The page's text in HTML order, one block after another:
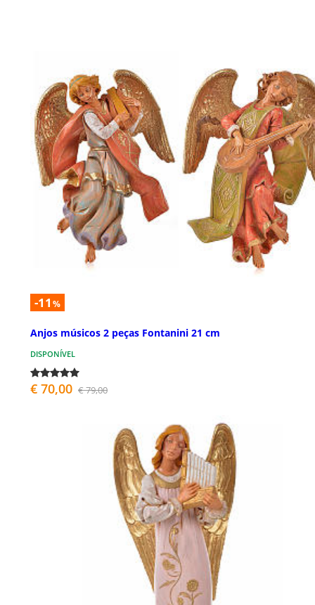
-11 %
Anjos músicos 2 peças Fontanini 21 cm
DISPONÍVEL
€ 70,00 € 79,00